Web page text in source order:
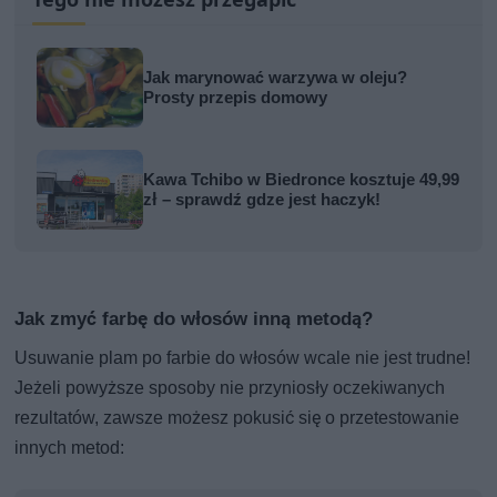
Jak marynować warzywa w oleju?
Prosty przepis domowy
Kawa Tchibo w Biedronce kosztuje 49,99
zł – sprawdź gdze jest haczyk!
Jak zmyć farbę do włosów inną metodą?
Usuwanie plam po farbie do włosów wcale nie jest trudne!
Jeżeli powyższe sposoby nie przyniosły oczekiwanych
rezultatów, zawsze możesz pokusić się o przetestowanie
innych metod: